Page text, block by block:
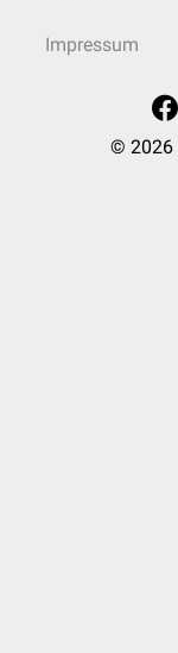
Impressum
© 2026